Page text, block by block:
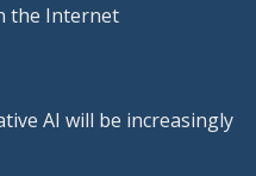
the Internet
AI will be increasingly